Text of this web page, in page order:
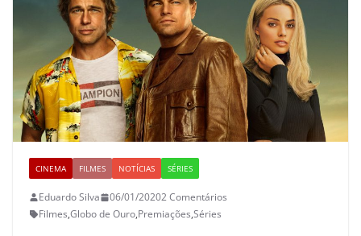
CINEMA FILMES NOTÍCIAS SÉRIES
Eduardo Silva 06/01/20202 Comentários
Filmes,Globo de Ouro,Premiações,Séries